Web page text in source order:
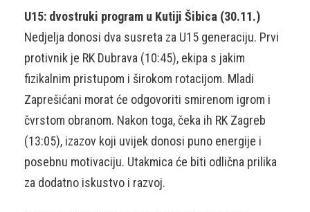
U15: dvostruki program u Kutiji Šibica (30.11.)
Nedjelja donosi dva susreta za U15 generaciju. Prvi
protivnik je RK Dubrava (10:45), ekipa s jakim
fizikalnim pristupom i širokom rotacijom. Mladi
Zaprešićani morat će odgovoriti smirenom igrom i
čvrstom obranom. Nakon toga, čeka ih RK Zagreb
(13:05), izazov koji uvijek donosi puno energije i
posebnu motivaciju. Utakmica će biti odlična prilika
za dodatno iskustvo i razvoj.